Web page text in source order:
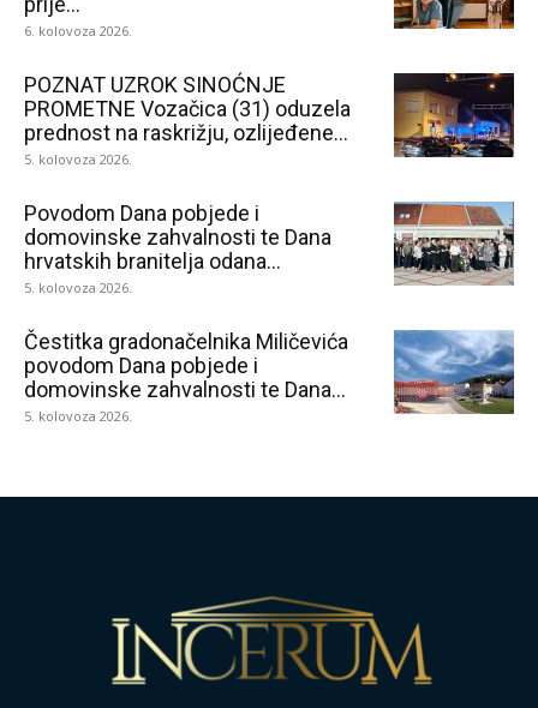
6. kolovoza 2026.
POZNAT UZROK SINOĆNJE
PROMETNE Vozačica (31) oduzela
prednost na raskrižju, ozlijeđene...
5. kolovoza 2026.
Povodom Dana pobjede i
domovinske zahvalnosti te Dana
hrvatskih branitelja odana...
5. kolovoza 2026.
Čestitka gradonačelnika Miličevića
povodom Dana pobjede i
domovinske zahvalnosti te Dana...
5. kolovoza 2026.